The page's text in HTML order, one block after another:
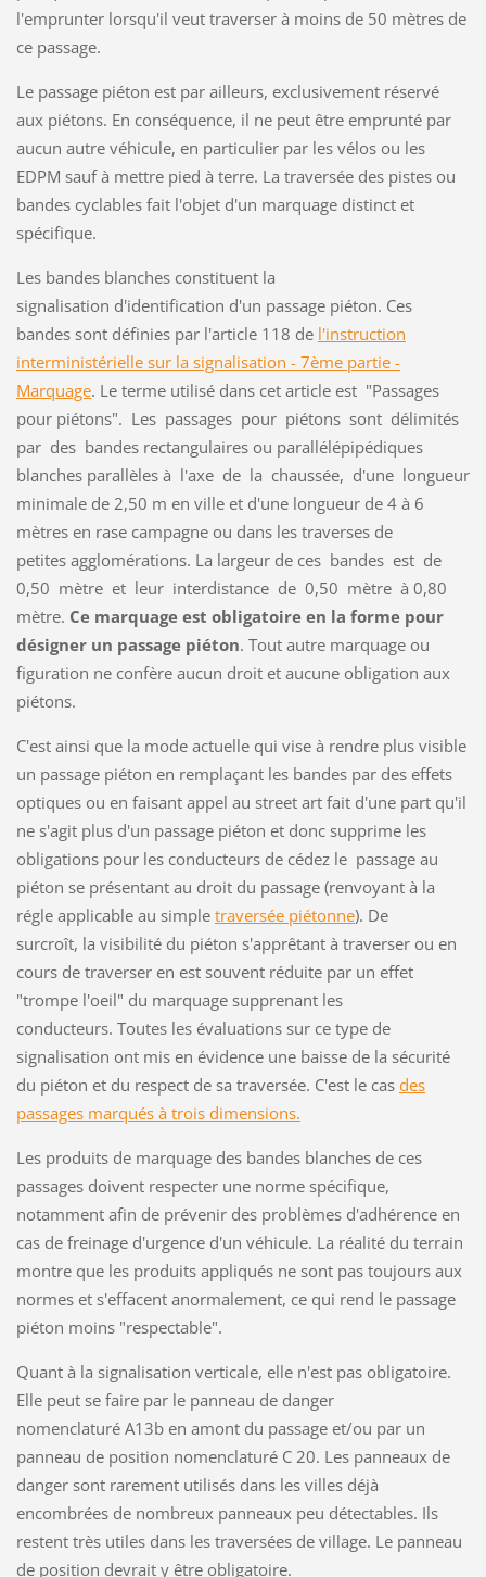
l'emprunter lorsqu'il veut traverser à moins de 50 mètres de
ce passage.
Le passage piéton est par ailleurs, exclusivement réservé
aux piétons. En conséquence, il ne peut être emprunté par
aucun autre véhicule, en particulier par les vélos ou les
EDPM sauf à mettre pied à terre. La traversée des pistes ou
bandes cyclables fait l'objet d'un marquage distinct et
spécifique.
Les bandes blanches constituent la
signalisation d'identification d'un passage piéton. Ces
bandes sont définies par l'article 118 de l'instruction
interministérielle sur la signalisation - 7ème partie -
Marquage. Le terme utilisé dans cet article est "Passages
pour piétons". Les passages pour piétons sont délimités
par des bandes rectangulaires ou parallélépipédiques
blanches parallèles à l'axe de la chaussée, d'une longueur
minimale de 2,50 m en ville et d'une longueur de 4 à 6
mètres en rase campagne ou dans les traverses de
petites agglomérations. La largeur de ces bandes est de
0,50 mètre et leur interdistance de 0,50 mètre à 0,80
mètre. Ce marquage est obligatoire en la forme pour
désigner un passage piéton. Tout autre marquage ou
figuration ne confère aucun droit et aucune obligation aux
piétons.
C'est ainsi que la mode actuelle qui vise à rendre plus visible
un passage piéton en remplaçant les bandes par des effets
optiques ou en faisant appel au street art fait d'une part qu'il
ne s'agit plus d'un passage piéton et donc supprime les
obligations pour les conducteurs de cédez le passage au
piéton se présentant au droit du passage (renvoyant à la
régle applicable au simple traversée piétonne). De
surcroît, la visibilité du piéton s'apprêtant à traverser ou en
cours de traverser en est souvent réduite par un effet
"trompe l'oeil" du marquage supprenant les
conducteurs. Toutes les évaluations sur ce type de
signalisation ont mis en évidence une baisse de la sécurité
du piéton et du respect de sa traversée. C'est le cas des
passages marqués à trois dimensions.
Les produits de marquage des bandes blanches de ces
passages doivent respecter une norme spécifique,
notamment afin de prévenir des problèmes d'adhérence en
cas de freinage d'urgence d'un véhicule. La réalité du terrain
montre que les produits appliqués ne sont pas toujours aux
normes et s'effacent anormalement, ce qui rend le passage
piéton moins "respectable".
Quant à la signalisation verticale, elle n'est pas obligatoire.
Elle peut se faire par le panneau de danger
nomenclaturé A13b en amont du passage et/ou par un
panneau de position nomenclaturé C 20. Les panneaux de
danger sont rarement utilisés dans les villes déjà
encombrées de nombreux panneaux peu détectables. Ils
restent très utiles dans les traversées de village. Le panneau
de position devrait y être obligatoire.